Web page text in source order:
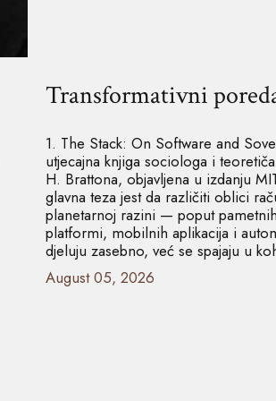
Transformativni
1. The Stack: On Software and
utjecajna knjiga sociologa i
H. Brattona, objavljena u izdanju
glavna teza jest da različiti oblici
planetarnoj razini — poput
platformi, mobilnih aplikacija i
djeluju zasebno, već se spajaju u
August 05, 2026